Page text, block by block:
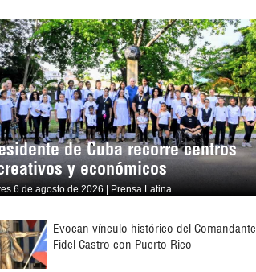
de Cuba recorre centros
y económicos
6 de agosto de 2026 | Prensa Latina
Evocan vínculo histórico del Comandante
Fidel Castro con Puerto Rico